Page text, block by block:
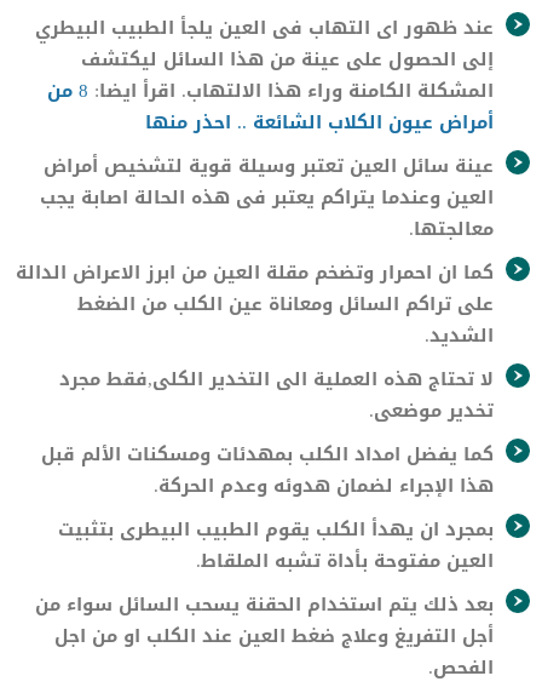
عند ظهور اى التهاب فى العين يلجأ الطبيب البيطري
إلى الحصول على عينة من هذا السائل ليكتشف
المشكلة الكامنة وراء هذا الالتهاب. اقرأ ايضا:
8 من
أمراض عيون الكلاب الشائعة .. احذر منها
عينة سائل العين تعتبر وسيلة قوية لتشخيص أمراض
العين وعندما يتراكم يعتبر فى هذه الحالة اصابة يجب
معالجتها.
كما ان احمرار وتضخم مقلة العين من ابرز الاعراض الدالة
على تراكم السائل ومعاناة عين الكلب من الضغط
الشديد.
لا تحتاج هذه العملية الى التخدير الكلى,فقط مجرد
تخدير موضعى.
كما يفضل امداد الكلب بمهدئات ومسكنات الألم قبل
هذا الإجراء لضمان هدوئه وعدم الحركة.
بمجرد ان يهدأ الكلب يقوم الطبيب البيطرى بتثبيت
العين مفتوحة بأداة تشبه الملقاط.
بعد ذلك يتم استخدام الحقنة يسحب السائل سواء من
أجل التفريغ وعلاج ضغط العين عند الكلب او من اجل
الفحص.